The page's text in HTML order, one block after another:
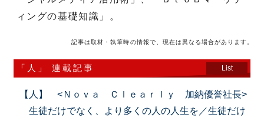
ィングの基礎知識」。
記事は取材・執筆時の情報で、現在は異なる場合があります。
「人」 連載記事 List
【人】 <Ｎｏｖａ Ｃｌｅａｒｌｙ 加納優誉社長>
生徒だけでなく、より多くの人の人生を／生徒だけ